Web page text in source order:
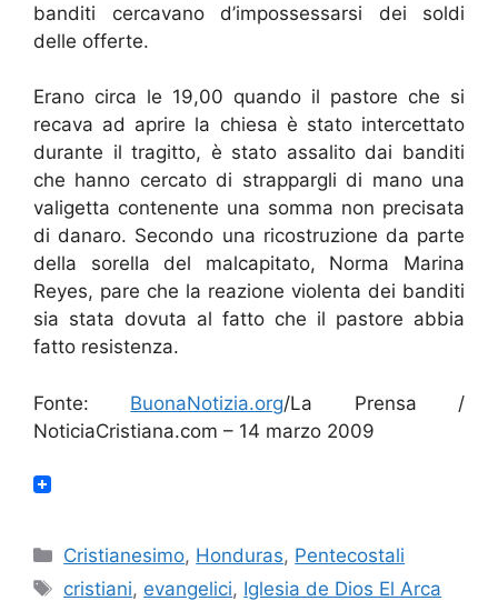
banditi cercavano d’impossessarsi dei soldi
delle offerte.
Erano circa le 19,00 quando il pastore che si
recava ad aprire la chiesa è stato intercettato
durante il tragitto, è stato assalito dai banditi
che hanno cercato di strappargli di mano una
valigetta contenente una somma non precisata
di danaro. Secondo una ricostruzione da parte
della sorella del malcapitato, Norma Marina
Reyes, pare che la reazione violenta dei banditi
sia stata dovuta al fatto che il pastore abbia
fatto resistenza.
Fonte: BuonaNotizia.org/La Prensa /
NoticiaCristiana.com – 14 marzo 2009
Categorie
Cristianesimo, Honduras, Pentecostali
Tag
cristiani, evangelici, Iglesia de Dios El Arca